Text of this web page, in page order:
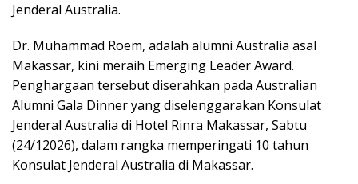
Jenderal Australia.
Dr. Muhammad Roem, adalah alumni Australia asal
Makassar, kini meraih Emerging Leader Award.
Penghargaan tersebut diserahkan pada Australian
Alumni Gala Dinner yang diselenggarakan Konsulat
Jenderal Australia di Hotel Rinra Makassar, Sabtu
(24/12026), dalam rangka memperingati 10 tahun
Konsulat Jenderal Australia di Makassar.